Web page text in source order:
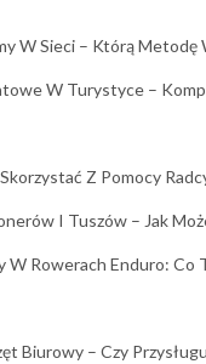
W Sieci – Którą Metodę
W Turystyce –
Z Pomocy
I Tuszów – Jak
W Rowerach Enduro: Co
Biurowy – Czy